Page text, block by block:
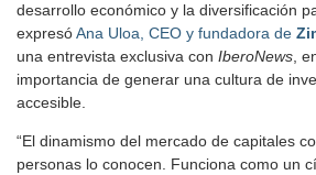
desarrollo económico y la diversificación
expresóAna Uloa, CEO y fundadora de
una entrevista exclusiva con IberoNews,
importancia de generar una cultura de
accesible.
“El dinamismo del mercado de capitales
personas lo conocen. Funciona como un